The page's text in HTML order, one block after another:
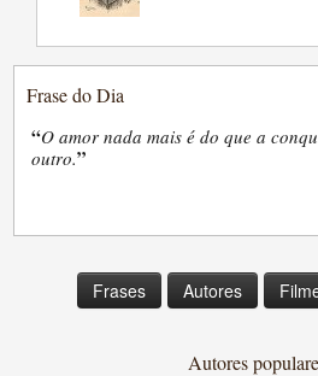
Frase do Dia
“O amor nada mais é do que a
outro.”
Frases Autores
Autores